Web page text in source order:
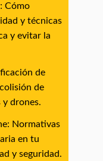
Cómo
y técnicas
y evitar la
de
de
y drones.
Normativas
en tu
y seguridad.